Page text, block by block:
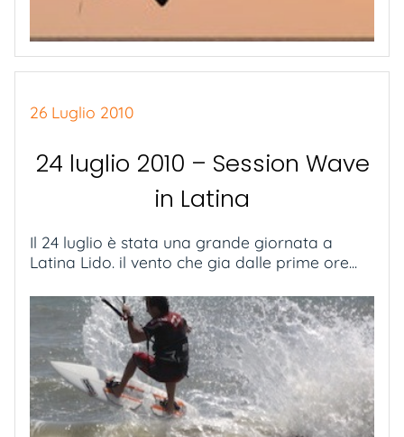
26 Luglio 2010
24 luglio 2010 – Session Wave
in Latina
Il 24 luglio è stata una grande giornata a
Latina Lido. il vento che gia dalle prime ore...